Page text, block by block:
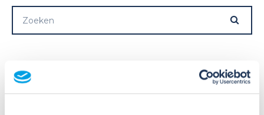
Meer activiteiten